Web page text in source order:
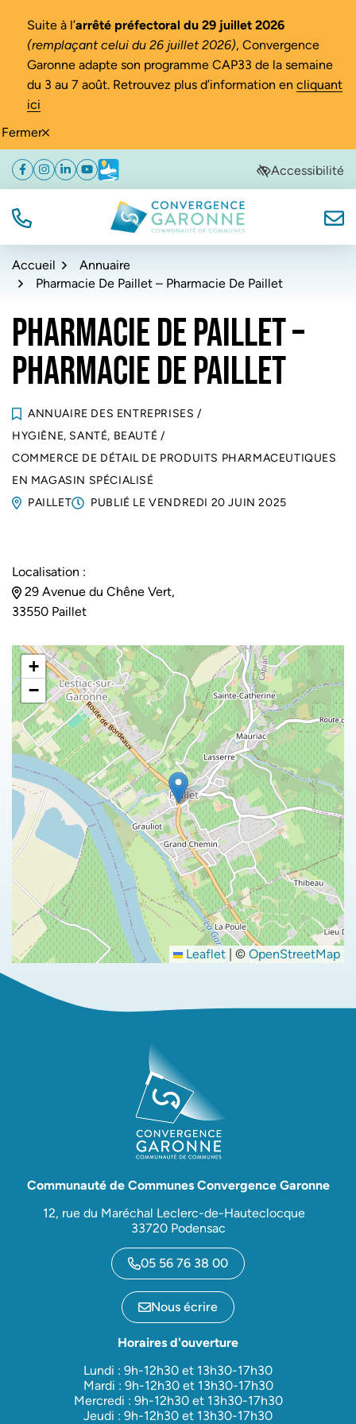
Fermer
Suite à l’arrêté préfectoral du 29 juillet 2026
(remplaçant celui du 26 juillet 2026), Convergence
Garonne adapte son programme CAP33 de la semaine
du 3 au 7 août. Retrouvez plus d’information en cliquant
ici
Aller
navigation
Aller
au
Aller
au
de
Facebook
(ouverture dans un nouvel onglet)
Instagram
(ouverture dans un nouvel onglet)
Linkedin
(ouverture dans un nouvel onglet)
YouTube
(ouverture dans un nouvel onglet)
Météo
(ouverture dans un nouvel onglet)Accessibilité
TÉL. Convergence Garonne
Accueil
Annuaire
Pharmacie De Paillet – Pharmacie De Paillet
PHARMACIE DE PAILLET –
PHARMACIE DE PAILLET
ANNUAIRE DES ENTREPRISES /
HYGIÈNE, SANTÉ, BEAUTÉ /
COMMERCE DE DÉTAIL DE PRODUITS PHARMACEUTIQUES
EN MAGASIN SPÉCIALISÉ
PAILLET
PUBLIÉ LEVENDREDI 20 JUIN 2025
Localisation :
29 Avenue du Chêne Vert,
33550 Paillet
+
−
Leaflet | © OpenStreetMap
Communauté de Communes Convergence Garonne
12, rue du Maréchal Leclerc-de-Hauteclocque
33720 Podensac
05 56 76 38 00
Nous écrire
Horaires d'ouverture
Lundi : 9h-12h30 et 13h30-17h30
Mardi : 9h-12h30 et 13h30-17h30
Mercredi : 9h-12h30 et 13h30-17h30
Jeudi : 9h-12h30 et 13h30-17h30